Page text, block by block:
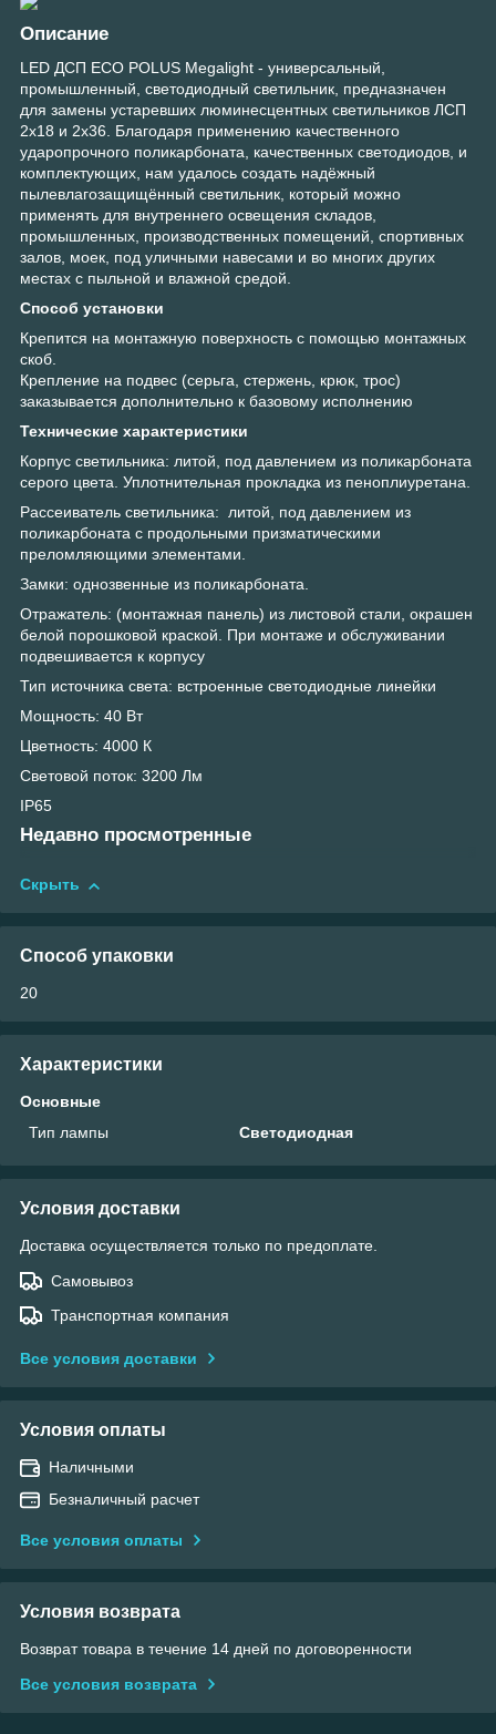
Описание
LED ДСП ECO POLUS Megalight - универсальный,
промышленный, светодиодный светильник, предназначен
для замены устаревших люминесцентных светильников ЛСП
2x18 и 2x36. Благодаря применению качественного
ударопрочного поликарбоната, качественных светодиодов, и
комплектующих, нам удалось создать надёжный
пылевлагозащищённый светильник, который можно
применять для внутреннего освещения складов,
промышленных, производственных помещений, спортивных
залов, моек, под уличными навесами и во многих других
местах с пыльной и влажной средой.
Способ установки
Крепится на монтажную поверхность с помощью монтажных
скоб.
Крепление на подвес (серьга, стержень, крюк, трос)
заказывается дополнительно к базовому исполнению
Технические характеристики
Корпус светильника: литой, под давлением из поликарбоната
серого цвета. Уплотнительная прокладка из пеноплиуретана.
Рассеиватель светильника: литой, под давлением из
поликарбоната с продольными призматическими
преломляющими элементами.
Замки: однозвенные из поликарбоната.
Отражатель: (монтажная панель) из листовой стали, окрашен
белой порошковой краской. При монтаже и обслуживании
подвешивается к корпусу
Тип источника света: встроенные светодиодные линейки
Мощность: 40 Вт
Цветность: 4000 К
Световой поток: 3200 Лм
IP65
Недавно просмотренные
Скрыть
Способ упаковки
20
Характеристики
Основные
Тип лампы
Светодиодная
Условия доставки
Доставка осуществляется только по предоплате.
Самовывоз
Транспортная компания
Все условия доставки
Условия оплаты
Наличными
Безналичный расчет
Все условия оплаты
Условия возврата
Возврат товара в течение 14 дней по договоренности
Все условия возврата